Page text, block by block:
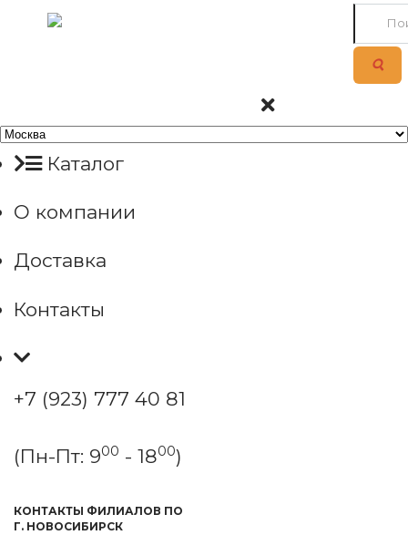
Каталог
О компании
Доставка
Контакты
+7 (923) 777 40 81
(Пн-Пт: 900 - 1800)
КОНТАКТЫ ФИЛИАЛОВ ПО
Г. НОВОСИБИРСК